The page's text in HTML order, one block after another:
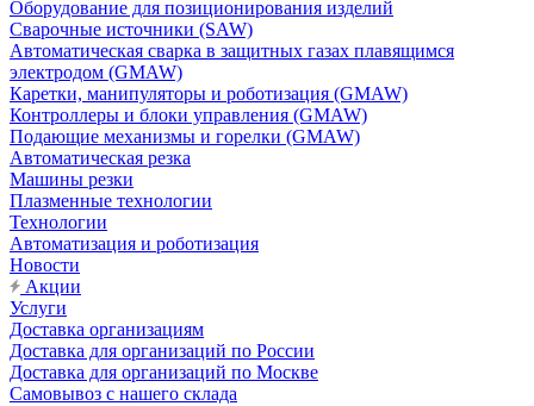
Оборудование для позиционирования изделий
Сварочные источники (SAW)
Автоматическая сварка в защитных газах плавящимся
электродом (GMAW)
Каретки, манипуляторы и роботизация (GMAW)
Контроллеры и блоки управления (GMAW)
Подающие механизмы и горелки (GMAW)
Автоматическая резка
Машины резки
Плазменные технологии
Технологии
Автоматизация и роботизация
Новости
Акции
Услуги
Доставка организациям
Доставка для организаций по России
Доставка для организаций по Москве
Самовывоз с нашего склада